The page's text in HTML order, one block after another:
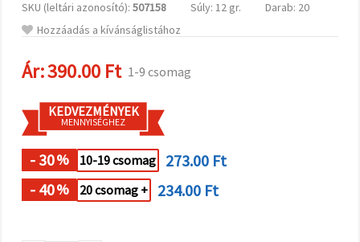
Az "Összes
elfogadása"
gombra
elfogadhatja
az összes
Beállításokban
megadhatja
preferenciáit
az adott
típusú sütik
kiválasztásával
"Mentés"
SKU (leltári azonosító): 507158 Súly: 12 gr.
Darab: 20
Hozzáadás a kívánságlistához
Ár:390.00 Ft 1-9 csomag
KEDVEZMÉNYEK
MENNYISÉGHEZ
- 30% 10-19 csomag
273.00 Ft
- 40% 20 csomag + 234.00 Ft